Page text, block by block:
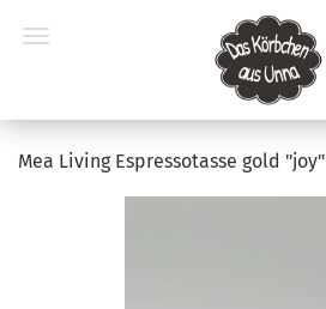
Mea Living Espressotasse gold "joy"